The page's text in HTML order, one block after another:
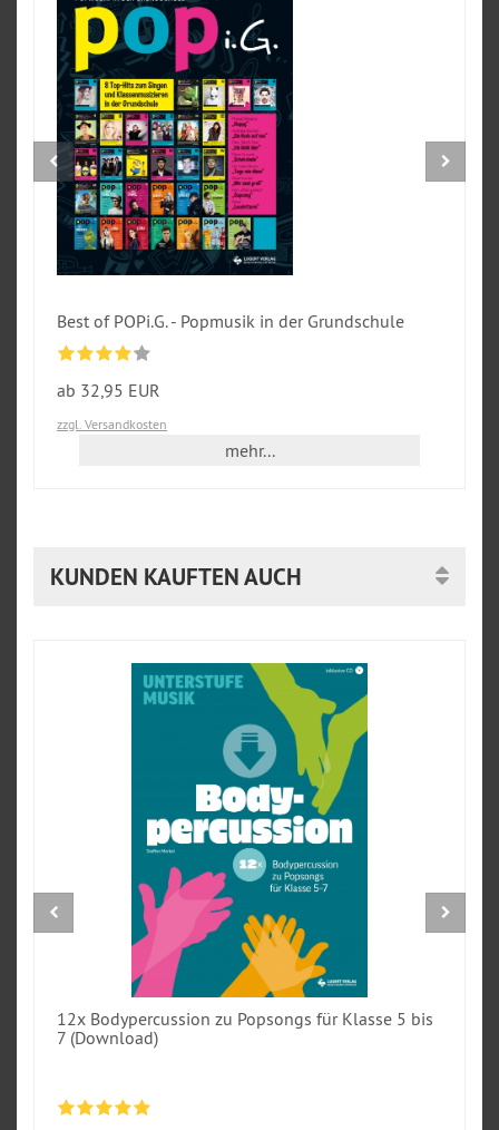
Best of POPi.G. - Popmusik in der Grundschule
ab 32,95 EUR
zzgl. Versandkosten
mehr...
KUNDEN KAUFTEN AUCH
12x Bodypercussion zu Popsongs für Klasse 5 bis
7 (Download)